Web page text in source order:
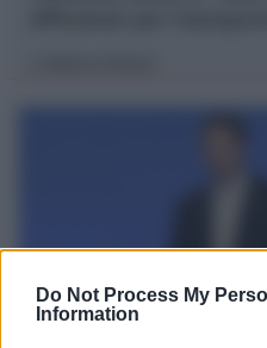
Do Not Process My
Information